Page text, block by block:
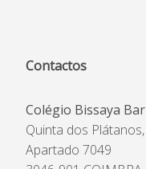
Contactos
Colégio Bissaya
Quinta dos
Apartado 7049